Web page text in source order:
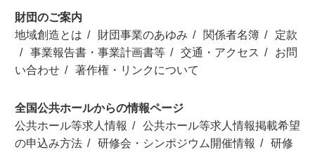
財団のご案内
地域創造とは
財団事業のあゆみ 関係者名簿
定款
事業報告書・事業計画書等
交通・アクセス
お問
い合わせ
著作権・リンクについて
全国公共ホールからの情報ページ
公共ホール等求人情報
公共ホール等求人情報掲載希望
の申込み方法
研修会・シンポジウム開催情報
研修